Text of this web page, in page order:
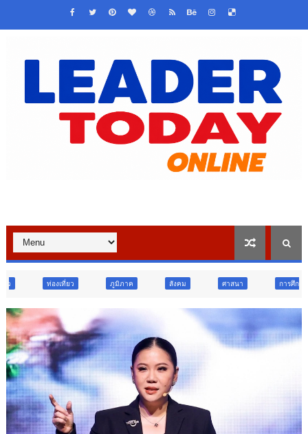
ภูมิภาค สังคม การศึกษา สังคม